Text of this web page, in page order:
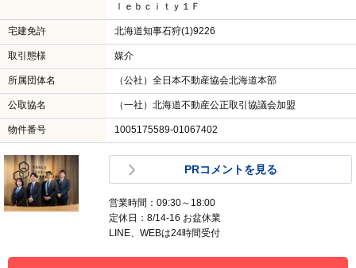
ｌｅｂｃｉｔｙ１Ｆ
宅建免許 北海道知事石狩(1)9226
取引態様 媒介
所属団体名 （公社）全日本不動産協会北海道本部
公取協名 （一社）北海道不動産公正取引協議会加盟
物件番号 1005175589-01067402
PRコメントを見る
営業時間：09:30～18:00
定休日：8/14-16 お盆休業
LINE、WEBは24時間受付